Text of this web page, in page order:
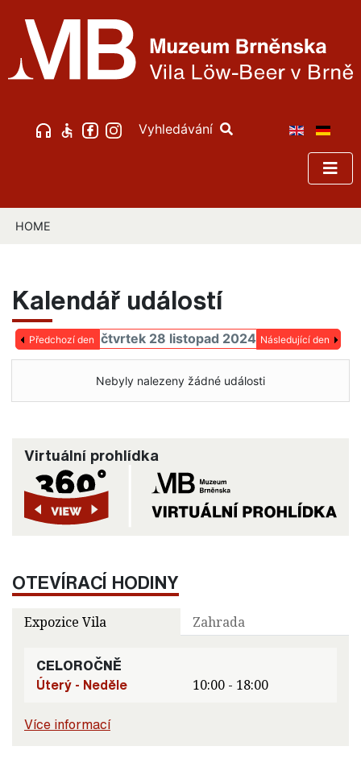
Vyhledávání
HOME
Kalendář událostí
Předchozí den čtvrtek 28 listopad 2024 Následující den
Nebyly nalezeny žádné události
Virtuální prohlídka
OTEVÍRACÍ HODINY
Expozice Vila Zahrada
CELOROČNĚ
Úterý - Neděle
10:00 - 18:00
Více informací